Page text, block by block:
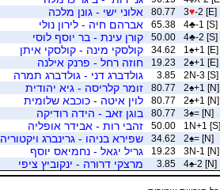
3♥-2 [E]
80.77 אלוני ישי - גונן מלכה
4♣-1 [S]
65.38 אברהם חיה - לירון נולי
4♣-2 [S]
50.00 קורן עינת - בר יוסף לוסי
1 ♠+1 [E]
34.62 קולסקי מינה - קולסקי איתן
2♠+1 [E]
19.23 חוזה רחל - פרנק אילנה
2N-3 [S]
3.85 גולדברג דני - גולדברג תמרה
2♠+1 [N]
80.77 זומר קלריסה - גיא יהודית
2♠+1 [N]
80.77 לוין איטה - כוכבא שלומית
3♠= [N]
80.77 בוגן זאב - הידה רודיקה
1N+1 [S]
50.00 זהבי רות - אבידר אופליה
2♠= [N]
34.62 שפירא בניהו - גרינברג ויקטוריה
3N-1 [N]
19.23 גריל יגאל - נחמיאס יוסף
4♠-2 [N]
3.85 מרצקי דרורה - ינקוביץ ציפי